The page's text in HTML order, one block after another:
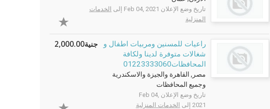
تاريخ وضع الإعلان Feb 04, 2021 إلى
الخدمات
المنزلية
راعيات للمسنين ومربيات اطفال و
شغالات متوفرة لدينا ولكافة
المحافظات01223333060
مصر, القاهرة والجيزة والاسكندرية
وجميع المحافظات
تاريخ وضع الإعلان Feb 04,
2021 إلى
الخدمات المنزلية
جنية2,000.00